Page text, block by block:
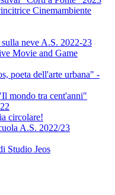
Cinemambiente
neve A.S. 2022-23
Movie and Game
poeta dell'arte urbana" -
mondo tra cent'anni"
circolare!
A.S. 2022/23
Studio Jeos